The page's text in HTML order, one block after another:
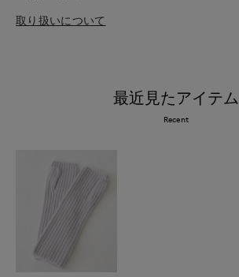
取り扱いについて
最近見たアイテム
Recent